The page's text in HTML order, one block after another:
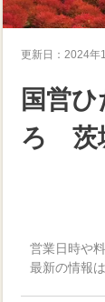
更新日： 2024年
国営
ろ 茨
営業日時や
最新の情報